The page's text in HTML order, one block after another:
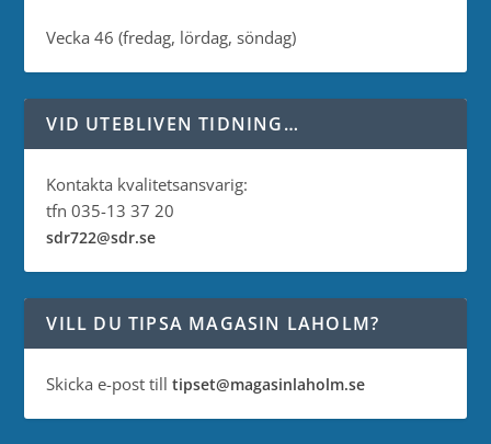
Vecka 46 (fredag, lördag, söndag)
VID UTEBLIVEN TIDNING…
Kontakta kvalitetsansvarig:
tfn 035-13 37 20
sdr722@sdr.se
VILL DU TIPSA MAGASIN LAHOLM?
Skicka e-post tilltipset@magasinlaholm.se